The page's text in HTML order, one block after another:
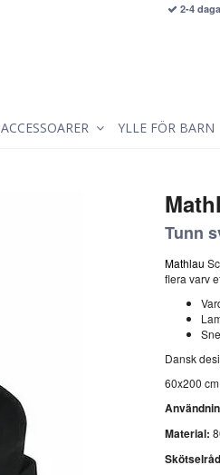
Tunn
Mathlau
flera varv
Dansk
60x200 cm
Material:
2-4
ACCESSOARER YLLE FÖR BARN